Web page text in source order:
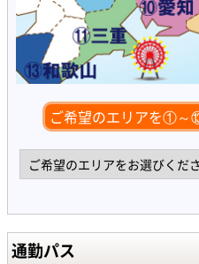
ご希望のエリアを①～
通勤パス